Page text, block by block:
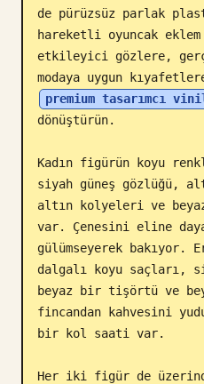
de pürüzsüz parlak
hareketli oyuncak
etkileyici gözlere,
modaya uygun
premium tasarımcı
dönüştürün.
Kadın figürün koyu
siyah güneş gözlüğü,
altın kolyeleri ve
var. Çenesini eline
gülümseyerek bakıyor.
dalgalı koyu saçları,
beyaz bir tişörtü ve
fincandan kahvesini
bir kol saati var.
Her iki figür de